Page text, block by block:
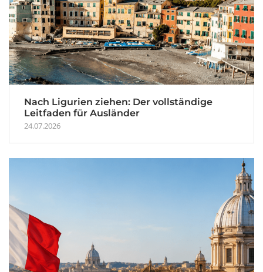
Nach Ligurien ziehen: Der vollständige
Leitfaden für Ausländer
24.07.2026